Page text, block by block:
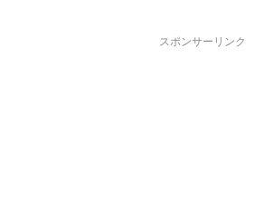
スポンサーリンク